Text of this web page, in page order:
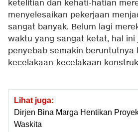
ketelitian dan kehati-hatian
menyelesaikan pekerjaan
sangat banyak. Belum lagi
waktu yang sangat ketat, hal ini
penyebab semakin beruntutnya
kecelakaan-kecelakaan
Lihat juga:
Dirjen Bina Marga Hentikan
Waskita